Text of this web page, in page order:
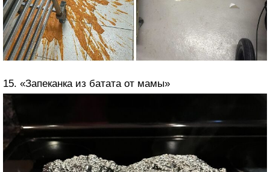
15. «Запеканка из батата от мамы»